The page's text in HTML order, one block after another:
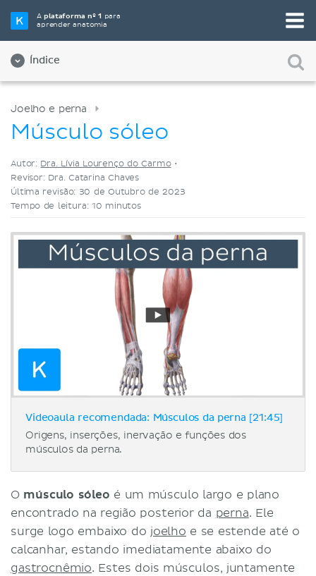
Aplataforma nº 1 para
aprender anatomia
Índice
Selecione a sua ferramenta de estudo favorita
Videoaulas
Joelho e perna
Músculo sóleo
Autor: Dra. Lívia Lourenço do Carmo•
Revisor: Dra. Catarina Chaves
Última revisão: 30 de Outubro de 2023
Tempo de leitura: 10 minutos
Videoaula recomendada: Músculos da perna [21:45]
Origens, inserções, inervação e funções dos
músculos da perna.
O músculo sóleo é um músculo largo e plano
encontrado na região posterior da perna. Ele
surge logo embaixo do joelho e se estende até o
calcanhar, estando imediatamente abaixo do
gastrocnêmio. Estes dois músculos, juntamente